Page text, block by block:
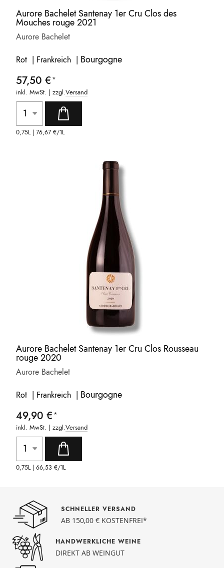
Aurore Bachelet Santenay 1er Cru Clos des
Mouches rouge 2021
Aurore Bachelet
Rot | Frankreich | Bourgogne
57,50 €
inkl. MwSt. | zzgl.Versand
0,75L |76,67 €/1L
Aurore Bachelet Santenay 1er Cru Clos Rousseau
rouge 2020
Aurore Bachelet
Rot | Frankreich | Bourgogne
49,90 €
inkl. MwSt. | zzgl.Versand
0,75L |66,53 €/1L
SCHNELLER VERSAND
AB 150,00 € KOSTENFREI*
HANDWERKLICHE WEINE
DIREKT AB WEINGUT